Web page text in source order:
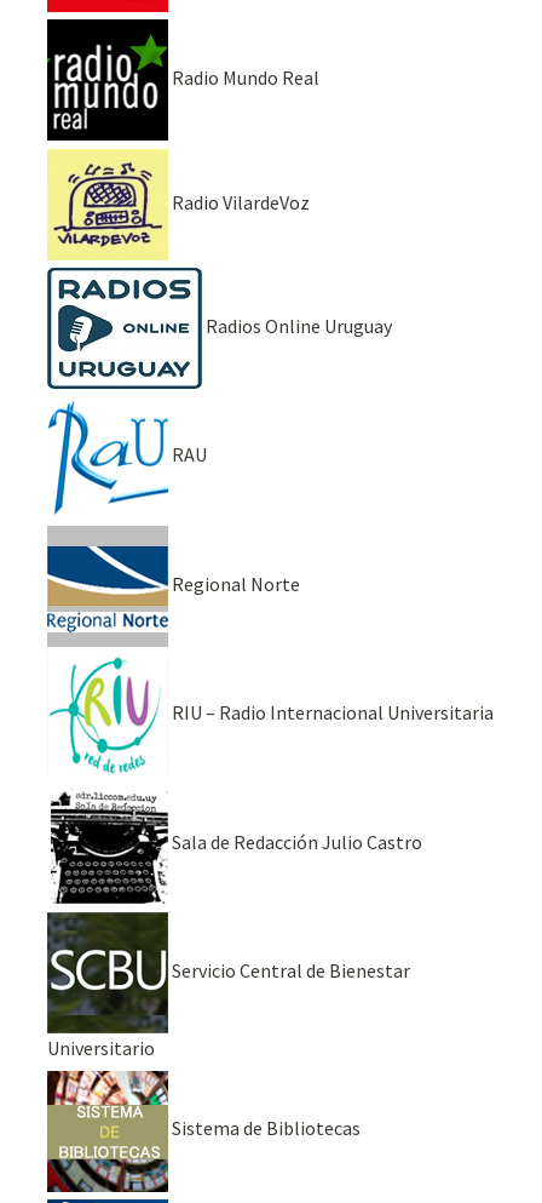
Radio Mundo Real
Radio VilardeVoz
Radios Online Uruguay
RAU
Regional Norte
RIU – Radio Internacional Universitaria
Sala de Redacción Julio Castro
Servicio Central de Bienestar
Universitario
Sistema de Bibliotecas